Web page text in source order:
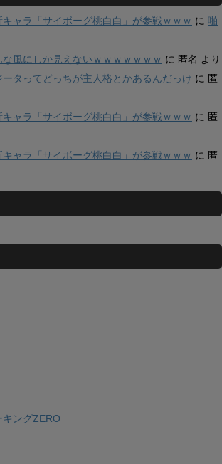
キャラ「サイボーグ桃白白」が参戦ｗｗｗ に 啪
な風にしか見えないｗｗｗｗｗｗｗ に 匿名 より
ータってどっちが主人格とかあるんだっけ に 匿
キャラ「サイボーグ桃白白」が参戦ｗｗｗ に 匿
キャラ「サイボーグ桃白白」が参戦ｗｗｗ に 匿
キングZERO